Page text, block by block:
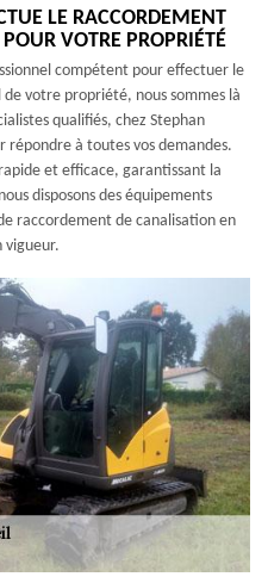
LE RACCORDEMENT
VOTRE PROPRIÉTÉ
compétent pour effectuer le
votre propriété, nous sommes là
qualifiés, chez Stephan
répondre à toutes vos demandes.
et efficace, garantissant la
disposons des équipements
raccordement de canalisation en
vigueur.